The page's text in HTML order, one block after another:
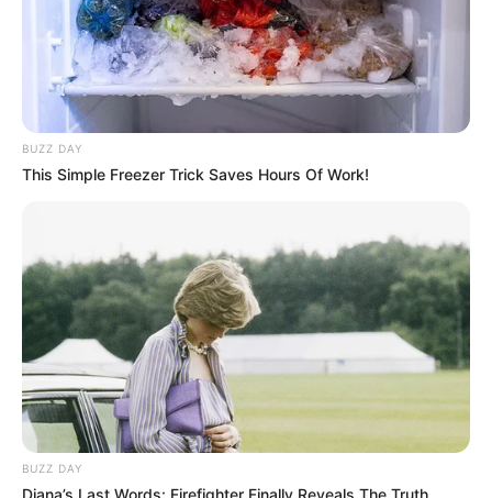
BUZZ DAY
This Simple Freezer Trick Saves Hours Of Work!
BUZZ DAY